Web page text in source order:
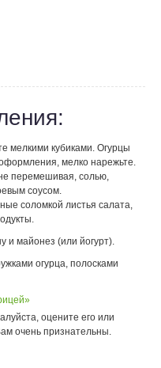
мелкими кубиками. Огурцы
мелко нарежьте.
перемешивая, солью,
соусом.
соломкой листья салата,
и майонез (или йогурт).
огурца, полосками
оцените его или
очень признательны.